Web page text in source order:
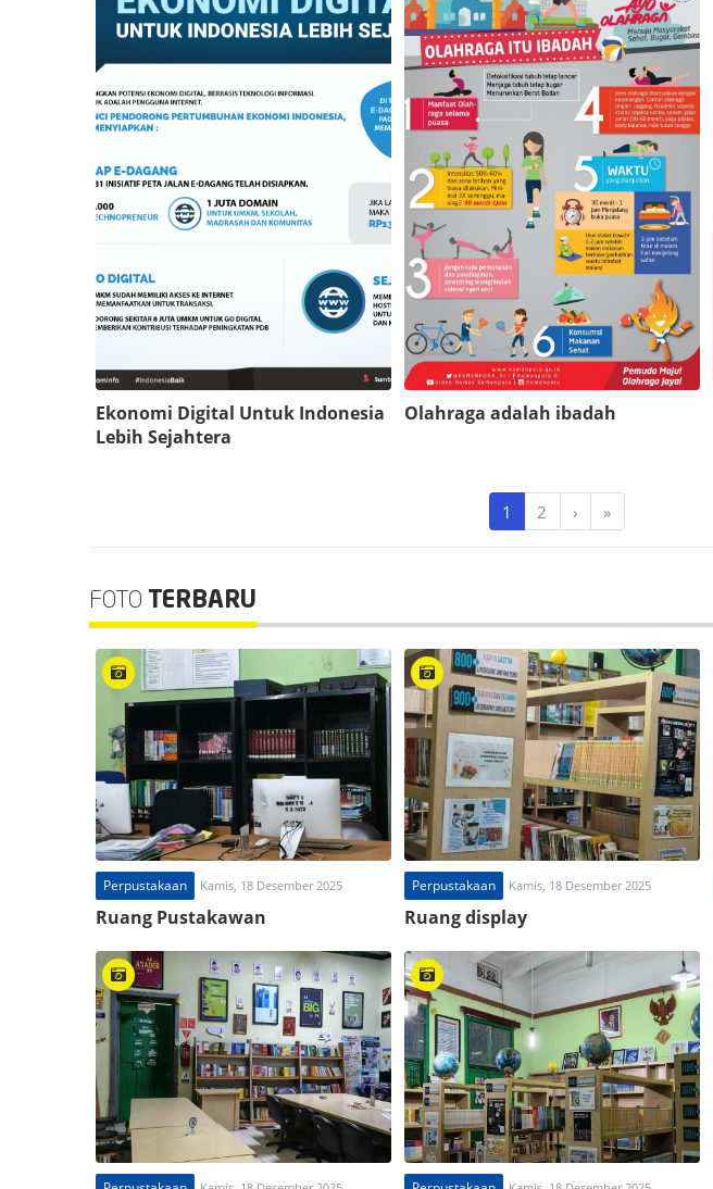
Ekonomi Digital Untuk Indonesia
Lebih Sejahtera
Olahraga adalah ibadah
1 2 › »
FOTO TERBARU
Perpustakaan Kamis, 18 Desember 2025
Ruang Pustakawan
Perpustakaan Kamis, 18 Desember 2025
Ruang display